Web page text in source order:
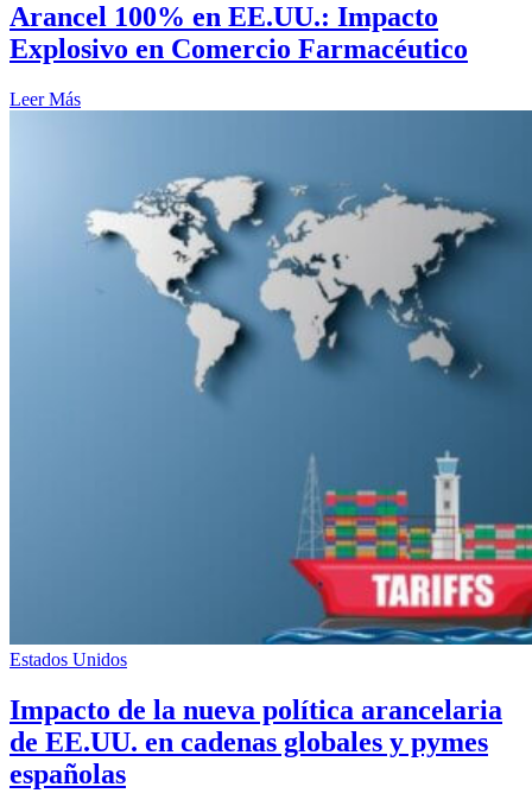
Arancel 100% en EE.UU.: Impacto
Explosivo en Comercio Farmacéutico
Leer Más
Estados Unidos
Impacto de la nueva política arancelaria
de EE.UU. en cadenas globales y pymes
españolas